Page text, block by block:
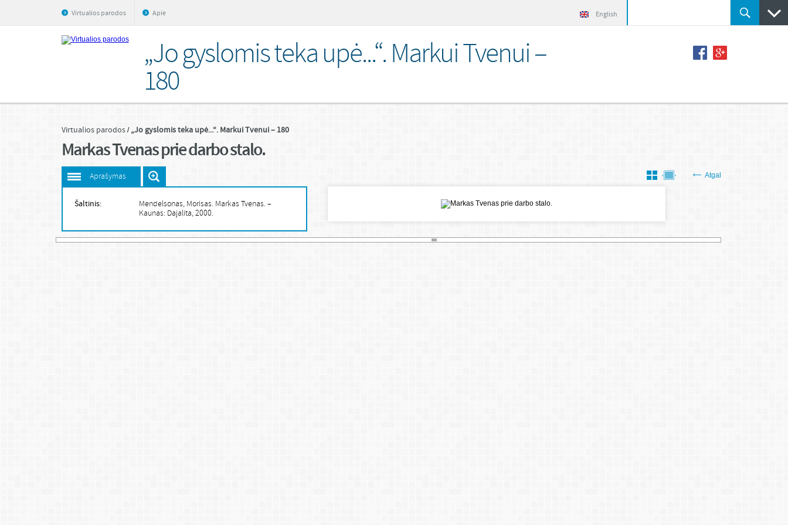
English
Virtualios parodos Apie
„Jo gyslomis teka upė...“. Markui Tvenui –
180
Virtualios parodos „Jo gyslomis teka upė...“. Markui Tvenui – 180
Markas Tvenas prie darbo stalo.
Aprašymas Atgal
Šaltinis:
Mendelsonas, Morisas. Markas Tvenas. –
Kaunas: Dajalita, 2000.